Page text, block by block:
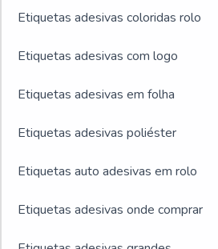
Etiquetas adesivas coloridas rolo
Etiquetas adesivas com logo
Etiquetas adesivas em folha
Etiquetas adesivas poliéster
Etiquetas auto adesivas em rolo
Etiquetas adesivas onde comprar